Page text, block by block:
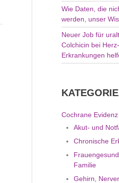
Wie Daten, die
werden, unser
Neuer Job für
Colchicin bei
Erkrankungen
Cochrane Evidenz
Akut- und
Chronische
Familie
Gehirn,